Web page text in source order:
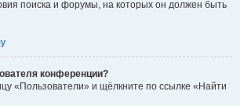
поиска и форумы, на которых он должен быть
конференции?
«Пользователи» и щёлкните по ссылке «Найти